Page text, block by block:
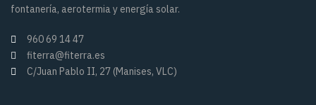
fontanería, aerotermia y energía solar.
960 69 14 47
fiterra@fiterra.es
C/Juan Pablo II, 27 (Manises, VLC)